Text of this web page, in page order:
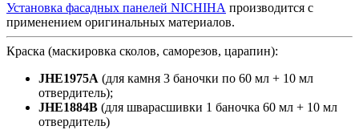
Установка фасадных панелей NICHIHA производится с
применением оригинальных материалов.
Краска (маскировка сколов, саморезов, царапин):
JHE1975A (для камня 3 баночки по 60 мл + 10 мл
отвердитель);
JHE1884B (для шварасшивки 1 баночка 60 мл + 10 мл
отвердитель)